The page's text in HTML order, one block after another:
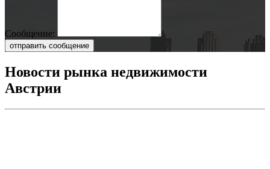
Сообщение:
отправить сообщение
Новости рынка недвижимости
Австрии